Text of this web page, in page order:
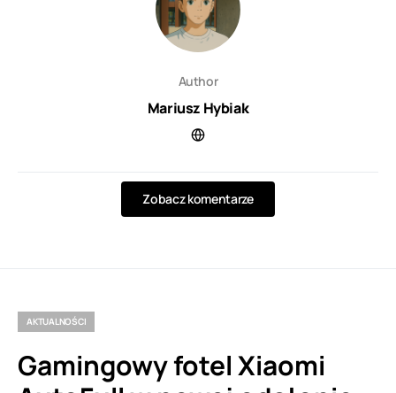
Author
Mariusz Hybiak
Zobacz komentarze
AKTUALNOŚCI
Gamingowy fotel Xiaomi